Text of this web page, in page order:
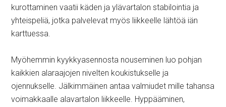
kurottaminen vaatii käden ja ylävartalon stabilointia ja
yhteispeliä, jotka palvelevat myös liikkeelle lähtöä iän
karttuessa.
Myöhemmin kyykkyasennosta nouseminen luo pohjan
kaikkien alaraajojen nivelten koukistukselle ja
ojennukselle. Jälkimmäinen antaa valmiudet mille tahansa
voimakkaalle alavartalon liikkeelle. Hyppääminen,